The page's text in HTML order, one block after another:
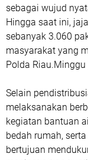
sebagai wujud
Hingga saat ini,
sebanyak 3.060
masyarakat yang
Polda
Selain
melaksanakan
kegiatan bantuan
bedah rumah,
bertujuan